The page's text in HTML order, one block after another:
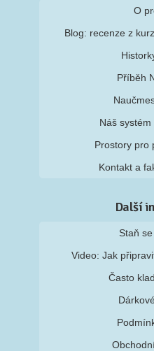
O
Blog: recenze z
Příběh
Náš
Prostory pro
Kontakt a
Další
Staň
Video: Jak
Často